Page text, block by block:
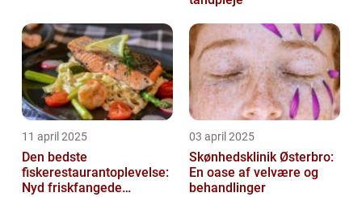
11 april 2025
Den bedste
fiskerestaurantoplevelse:
Nyd friskfangede
03 april 2025
Skønhedsklinik Østerbro:
En oase af velvære og
behandlinger